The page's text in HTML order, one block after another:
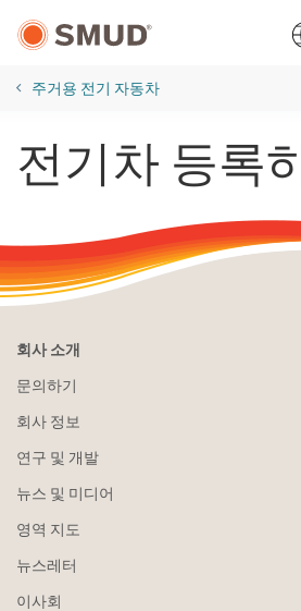
주거용 전기 자동차
전기차 등록
회사 소개
문의하기
회사 정보
연구 및 개발
뉴스 및 미디어
영역 지도
뉴스레터
이사회